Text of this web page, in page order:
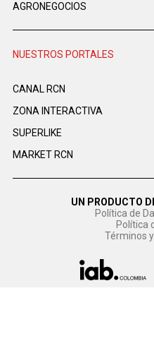
AGRONEGOCIOS
NUESTROS PORTALES
CANAL RCN
ZONA INTERACTIVA
SUPERLIKE
MARKET RCN
UN PRODUCTO
Política de
Política
Términos